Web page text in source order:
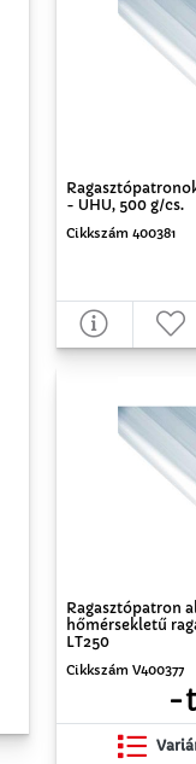
- UHU, 500 g/cs.
Cikkszám 400381
Ragasztópatron
hőmérsekletű
LT250
Cikkszám V400377
-